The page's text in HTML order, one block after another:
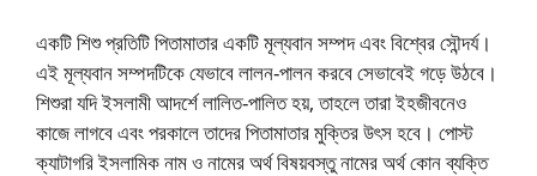
একটি শিশু প্রতিটি পিতামাতার একটি মূল্যবান সম্পদ এবং বিশ্বের সৌন্দর্য।
এই মূল্যবান সম্পদটিকে যেভাবে লালন-পালন করবে সেভাবেই গড়ে উঠবে।
শিশুরা যদি ইসলামী আদর্শে লালিত-পালিত হয়, তাহলে তারা ইহজীবনেও
কাজে লাগবে এবং পরকালে তাদের পিতামাতার মুক্তির উৎস হবে। পোস্ট
ক্যাটাগরি ইসলামিক নাম ও নামের অর্থ বিষয়বস্তু নামের অর্থ কোন ব্যক্তি